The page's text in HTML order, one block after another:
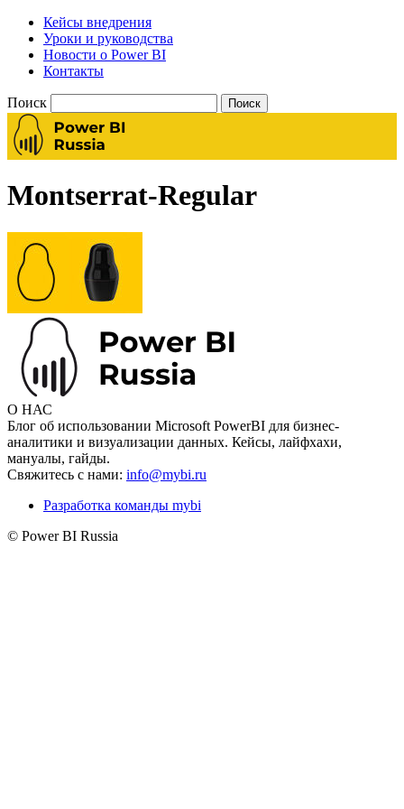
Кейсы внедрения
Уроки и руководства
Новости о Power BI
Контакты
Поиск
Montserrat-Regular
О НАС
Блог об использовании Microsoft PowerBI для бизнес-
аналитики и визуализации данных. Кейсы, лайфхахи,
мануалы, гайды.
Свяжитесь с нами: info@mybi.ru
Разработка команды mybi
© Power BI Russia